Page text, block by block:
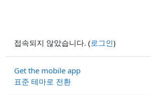
접속되지 않았습니다. (로그인)
Get the mobile app
표준 테마로 전환